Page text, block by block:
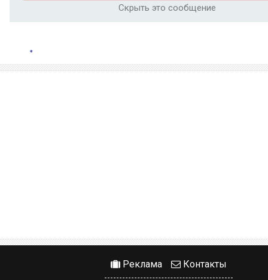
Скрыть это сообщение
Реклама Контакты